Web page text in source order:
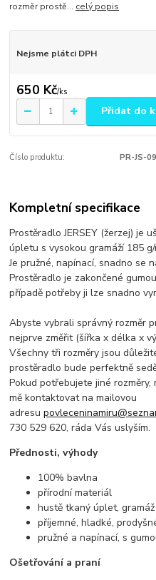
rozměr prostě... celý popis
Nejsme plátci DPH
650 Kč/ks
Přidat do
Číslo produktu: PR-JS-
Kompletní specifikace
Prostěradlo JERSEY (žerzej) je
úpletu s vysokou gramáží 185 g/
Je pružné, napínací, snadno se
Prostěradlo je zakončené
případě potřeby ji lze snadno
Abyste vybrali správný rozměr
nejprve změřit (šířka x délka x
Všechny tři rozměry jsou
prostěradlo bude perfektně
Pokud potřebujete jiné
mě kontaktovat na mailovou
adresu
730 529 620, ráda Vás uslyším.
Přednosti, výhody
100% bavlna
přírodní materiál
hustě tkaný úplet,
příjemné, hladké,
pružné a napínací, s
Ošetřování a praní